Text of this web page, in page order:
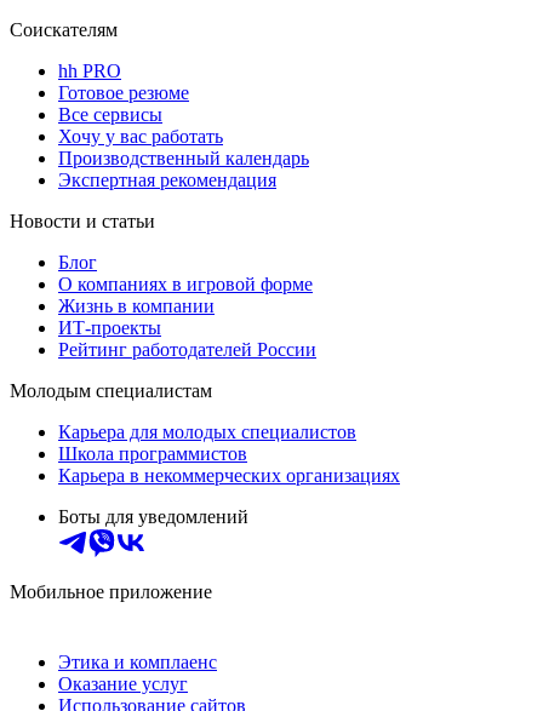
Соискателям
hh PRO
Готовое резюме
Все сервисы
Хочу у вас работать
Производственный календарь
Экспертная рекомендация
Новости и статьи
Блог
О компаниях в игровой форме
Жизнь в компании
ИТ-проекты
Рейтинг работодателей России
Молодым специалистам
Карьера для молодых специалистов
Школа программистов
Карьера в некоммерческих организациях
Боты для уведомлений
Мобильное приложение
Этика и комплаенс
Оказание услуг
Использование сайтов